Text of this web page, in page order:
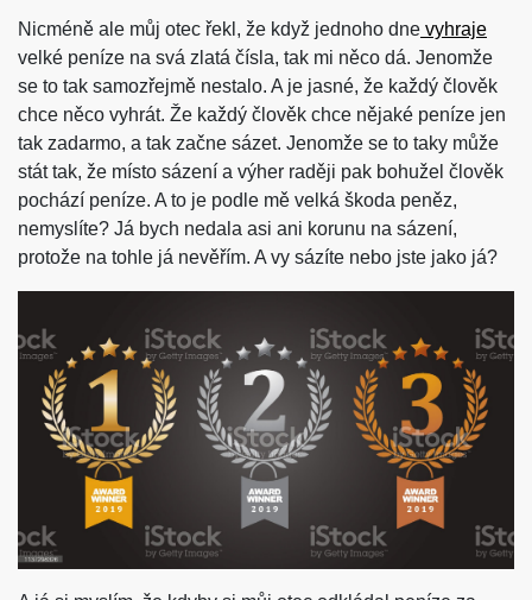
Nicméně ale můj otec řekl, že když jednoho dne vyhraje
velké peníze na svá zlatá čísla, tak mi něco dá. Jenomže
se to tak samozřejmě nestalo. A je jasné, že každý člověk
chce něco vyhrát. Že každý člověk chce nějaké peníze jen
tak zadarmo, a tak začne sázet. Jenomže se to taky může
stát tak, že místo sázení a výher raději pak bohužel člověk
pochází peníze. A to je podle mě velká škoda peněz,
nemyslíte? Já bych nedala asi ani korunu na sázení,
protože na tohle já nevěřím. A vy sázíte nebo jste jako já?